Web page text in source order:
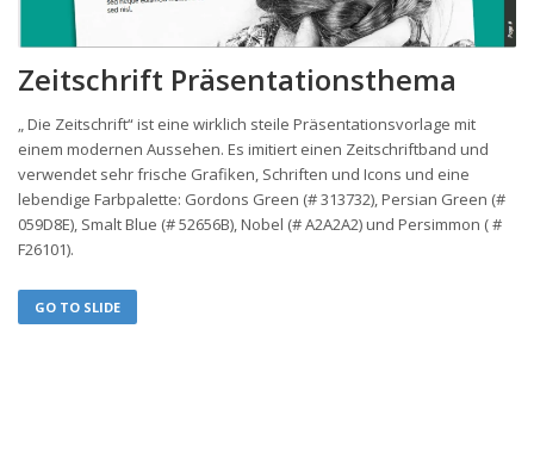
Zeitschrift Präsentationsthema
„ Die Zeitschrift“ ist eine wirklich steile Präsentationsvorlage mit
einem modernen Aussehen. Es imitiert einen Zeitschriftband und
verwendet sehr frische Grafiken, Schriften und Icons und eine
lebendige Farbpalette: Gordons Green (# 313732), Persian Green (#
059D8E), Smalt Blue (# 52656B), Nobel (# A2A2A2) und Persimmon ( #
F26101).
GO TO SLIDE